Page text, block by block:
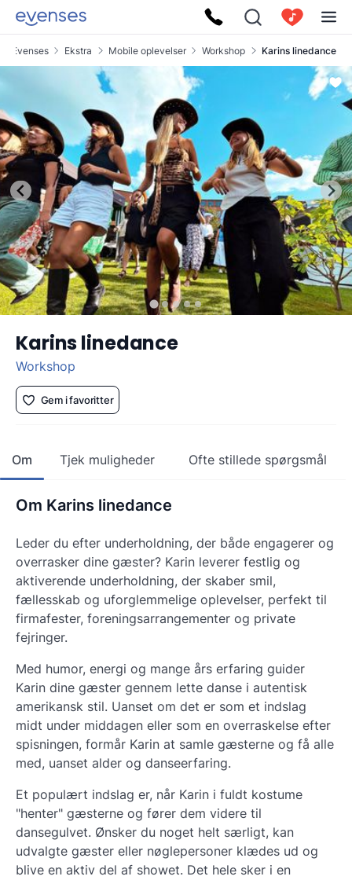
Evenses Ekstra Mobile oplevelser Workshop Karins linedance
Karins linedance
Workshop
Gem i favoritter
Om Tjek muligheder Ofte stillede spørgsmål
Om Karins linedance
Leder du efter underholdning, der både engagerer og
overrasker dine gæster? Karin leverer festlig og
aktiverende underholdning, der skaber smil,
fællesskab og uforglemmelige oplevelser, perfekt til
firmafester, foreningsarrangementer og private
fejringer.
Med humor, energi og mange års erfaring guider
Karin dine gæster gennem lette danse i autentisk
amerikansk stil. Uanset om det er som et indslag
midt under middagen eller som en overraskelse efter
spisningen, formår Karin at samle gæsterne og få alle
med, uanset alder og danseerfaring.
Et populært indslag er, når Karin i fuldt kostume
"henter" gæsterne og fører dem videre til
dansegulvet. Ønsker du noget helt særligt, kan
udvalgte gæster eller nøglepersoner klædes ud og
blive en aktiv del af showet. Det hele sker i en